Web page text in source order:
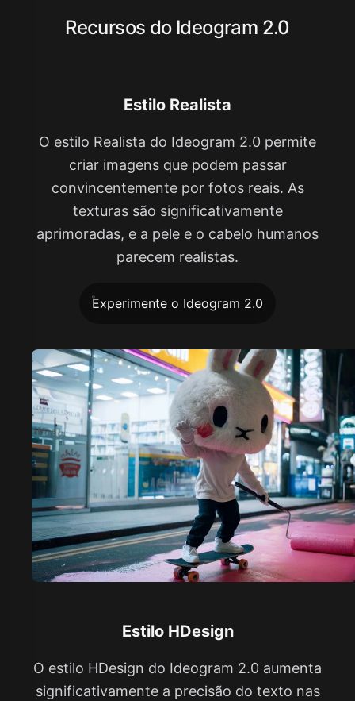
Recursos do Ideogram 2.0
Estilo Realista
O estilo Realista do Ideogram 2.0 permite
criar imagens que podem passar
convincentemente por fotos reais. As
texturas são significativamente
aprimoradas, e a pele e o cabelo humanos
parecem realistas.
Experimente o Ideogram 2.0
Estilo HDesign
O estilo HDesign do Ideogram 2.0 aumenta
significativamente a precisão do texto nas